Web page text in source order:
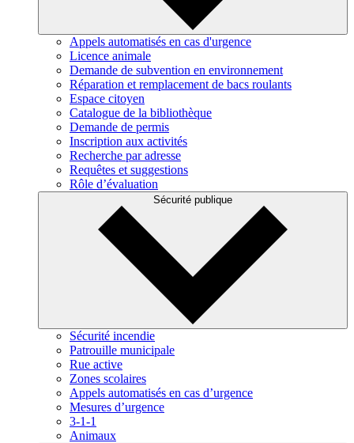
Appels automatisés en cas d'urgence
Licence animale
Demande de subvention en environnement
Réparation et remplacement de bacs roulants
Espace citoyen
Catalogue de la bibliothèque
Demande de permis
Inscription aux activités
Recherche par adresse
Requêtes et suggestions
Rôle d’évaluation
Sécurité publique
Sécurité incendie
Patrouille municipale
Rue active
Zones scolaires
Appels automatisés en cas d’urgence
Mesures d’urgence
3-1-1
Animaux